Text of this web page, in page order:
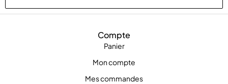
Compte
Panier
Mon compte
Mes commandes